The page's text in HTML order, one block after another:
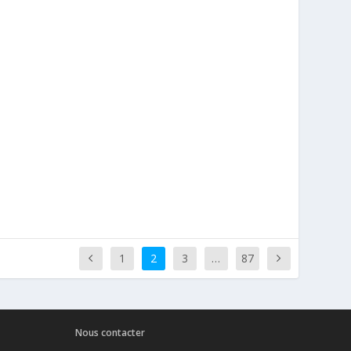
1 2 3 … 87
Nous contacter